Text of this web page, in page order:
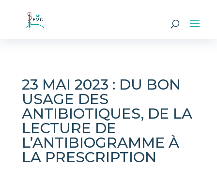
23 MAI 2023 : DU BON
USAGE DES
ANTIBIOTIQUES, DE LA
LECTURE DE
L’ANTIBIOGRAMME À
LA PRESCRIPTION